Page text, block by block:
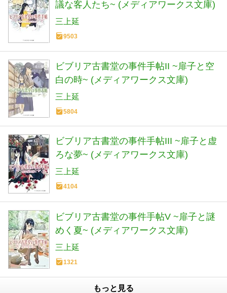
議な客人たち~ (メディアワークス文庫)
三上延
9503
ビブリア古書堂の事件手帖II ~扉子と空
白の時~ (メディアワークス文庫)
三上延
5804
ビブリア古書堂の事件手帖III ~扉子と虚
ろな夢~ (メディアワークス文庫)
三上延
4104
ビブリア古書堂の事件手帖V ~扉子と謎
めく夏~ (メディアワークス文庫)
三上延
1321
もっと見る